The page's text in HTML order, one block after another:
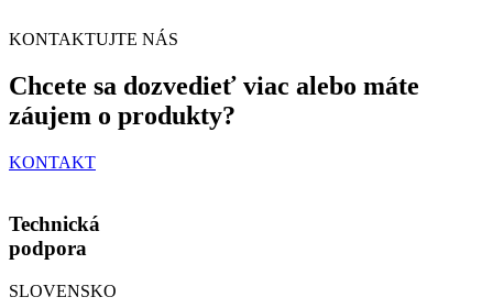
KONTAKTUJTE NÁS
Chcete sa dozvedieť viac alebo máte
záujem o produkty?
KONTAKT
Technická
podpora
SLOVENSKO